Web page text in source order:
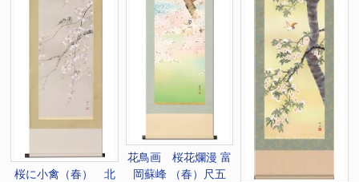
桜に小禽（春） 北
花鳥画 桜花爛漫 富
岡蘇峰 （春）尺五